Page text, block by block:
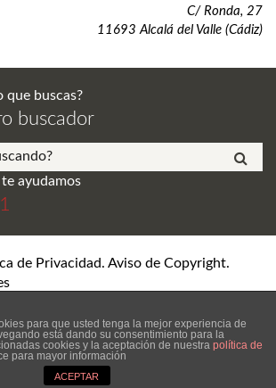
C/ Ronda, 27
11693 Alcalá del Valle (Cádiz)
que buscas?
buscador
ayudamos
de Privacidad. Aviso de Copyright.
WEB DE TIENDA ONLINE SEVILLA
RAMÍREZ LERÍA
para que usted tenga la mejor experiencia de
está dando su consentimiento para la
cookies y la aceptación de nuestra política de
para mayor información
ACEPTAR